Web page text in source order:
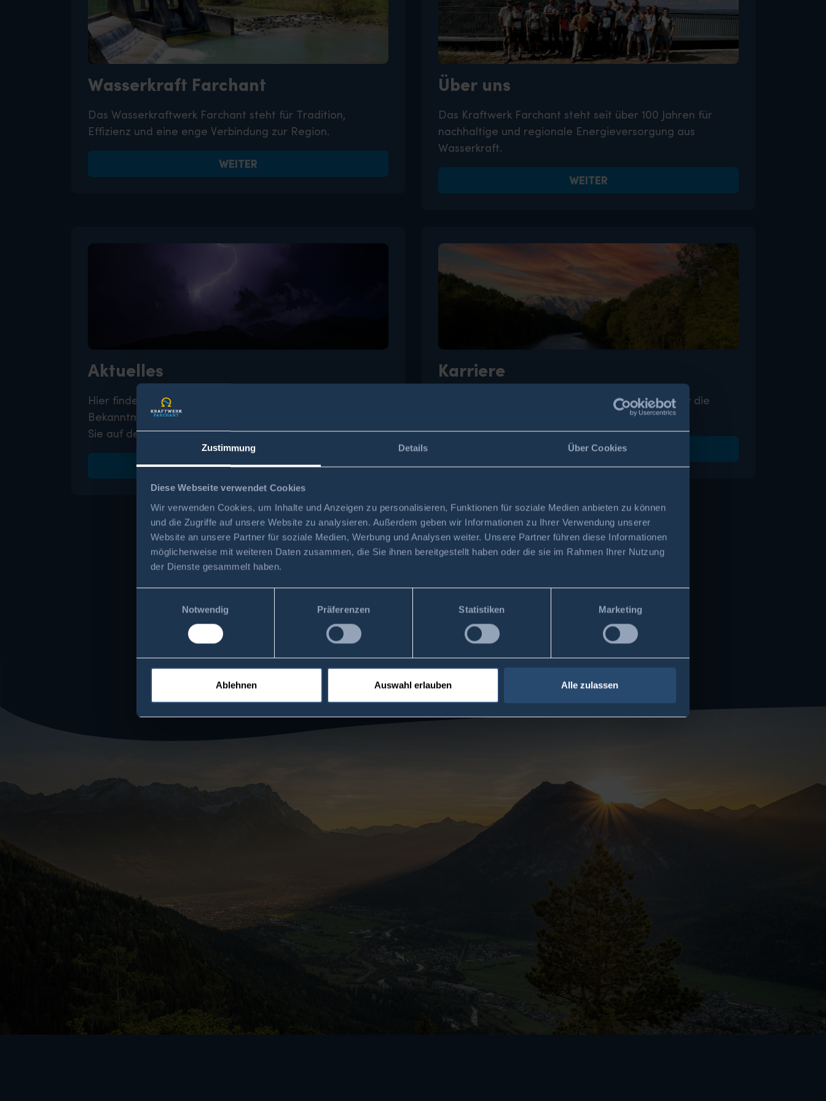
Zustimmung Details Über Cookies
Diese Webseite verwendet Cookies
Wir verwenden Cookies, um Inhalte und Anzeigen zu personalisieren, Funktionen für soziale Medien anbieten zu können
und die Zugriffe auf unsere Website zu analysieren. Außerdem geben wir Informationen zu Ihrer Verwendung unserer
Website an unsere Partner für soziale Medien, Werbung und Analysen weiter. Unsere Partner führen diese Informationen
möglicherweise mit weiteren Daten zusammen, die Sie ihnen bereitgestellt haben oder die sie im Rahmen Ihrer Nutzung
der Dienste gesammelt haben.
Notwendig
Präferenzen Statistiken Marketing
Ablehnen Auswahl erlauben Alle zulassen
Wasserkraft Farchant
Das Wasserkraftwerk Farchant steht für Tradition,
Effizienz und eine enge Verbindung zur Region.
WEITER
Über uns
Das Kraftwerk Farchant steht seit über 100 Jahren für
nachhaltige und regionale Energieversorgung aus
Wasserkraft.
WEITER
Aktuelles
Hier finden Sie Kundeninformationen, allgemeine
Bekanntmachungen und wertvolle Stromspartipps. Bleiben
Sie auf dem Laufenden!
WEITER
Karriere
Arbeiten beim Kraftwerk Farchant bedeutet aktiv die
WEITER